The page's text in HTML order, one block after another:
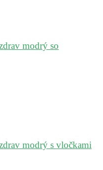
modrý so
modrý s vločkami